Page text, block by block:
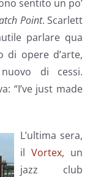
sentito un po’
Point. Scarlett
parlare qua
di opere d’arte,
di cessi.
“I’ve just made
L’ultima sera,
il Vortex, un
jazz club